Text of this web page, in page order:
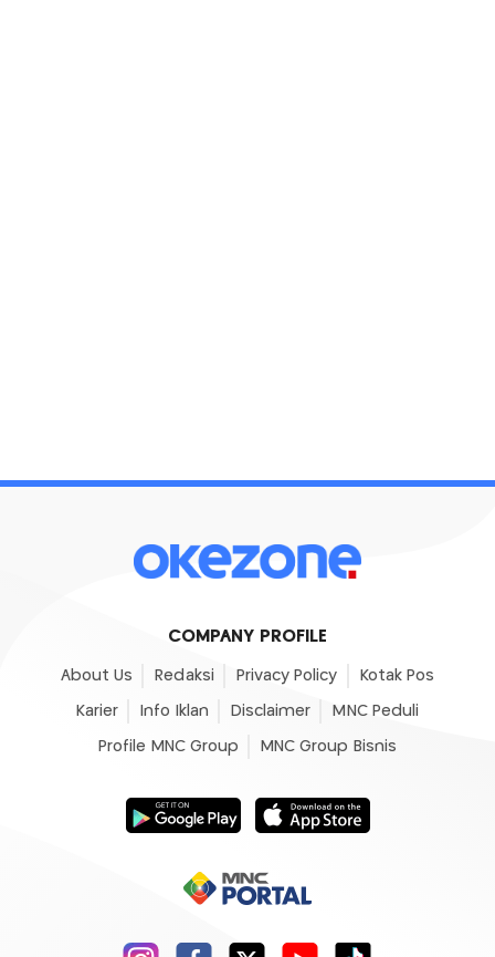
COMPANY PROFILE
About Us Redaksi Privacy Policy Kotak Pos
Karier Info Iklan Disclaimer MNC Peduli
Profile MNC Group MNC Group Bisnis